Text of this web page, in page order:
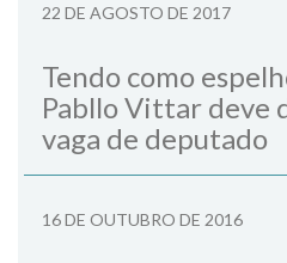
22 DE AGOSTO DE 2017
Tendo como
Pabllo Vittar deve
vaga de deputado
16 DE OUTUBRO DE 2016